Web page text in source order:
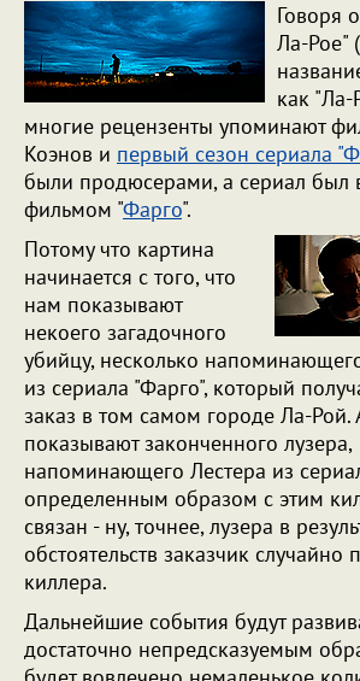
Говоря
Ла-Рое"
как "Ла-
многие рецензенты упоминают
Коэнов и первый сезон сериала
были продюсерами, а сериал был
фильмом "Фарго".
Потому что картина
начинается с того, что
нам показывают
некоего загадочного
убийцу, несколько
из сериала "Фарго", который
заказ в том самом городе Ла-
показывают законченного лузера,
напоминающего Лестера из
определенным образом с этим
связан - ну, точнее, лузера в
обстоятельств заказчик случайно
киллера.
Дальнейшие события будут
достаточно непредсказуемым